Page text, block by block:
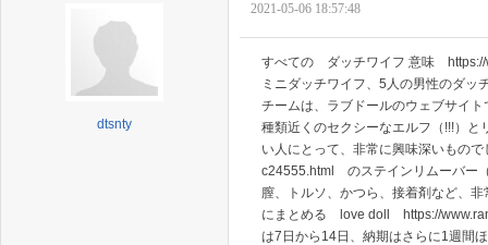
dtsnty
2021-05-06 18:57:48
すべての ダッチワイフ 意味 https://
ミニダッチワイフ、5人の男性のダッ
チームは、ラブドールのウェブサイ
種類近くのセクシーなエルフ（!!!）
い人にとって、非常に興味深いもの
c24555.html のステインリムーバー
膣、トルソ、かつら、接着剤など、
にまとめる love doll https://
は7日から14日、納期はさらに1週間